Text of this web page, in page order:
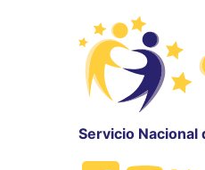
Servicio Nacional